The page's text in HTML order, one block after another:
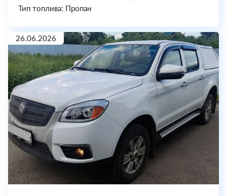
Тип топлива: Пропан
26.06.2026